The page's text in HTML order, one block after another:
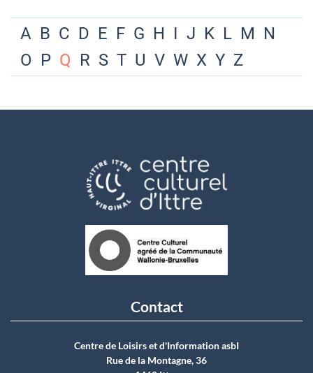
A B C D E F G H I J K L M N
O P Q R S T U V W X Y Z
Contact
Centre de Loisirs et d'Information asbI
Rue de la Montagne, 36